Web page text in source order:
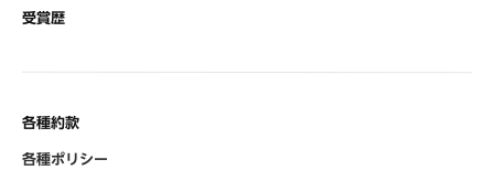
受賞歴
各種約款
各種ポリシー